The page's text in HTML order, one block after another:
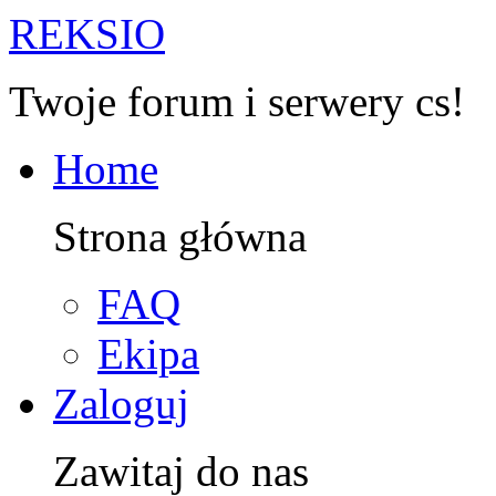
REKSIO
Twoje forum i serwery cs!
Home
Strona główna
FAQ
Ekipa
Zaloguj
Zawitaj do nas